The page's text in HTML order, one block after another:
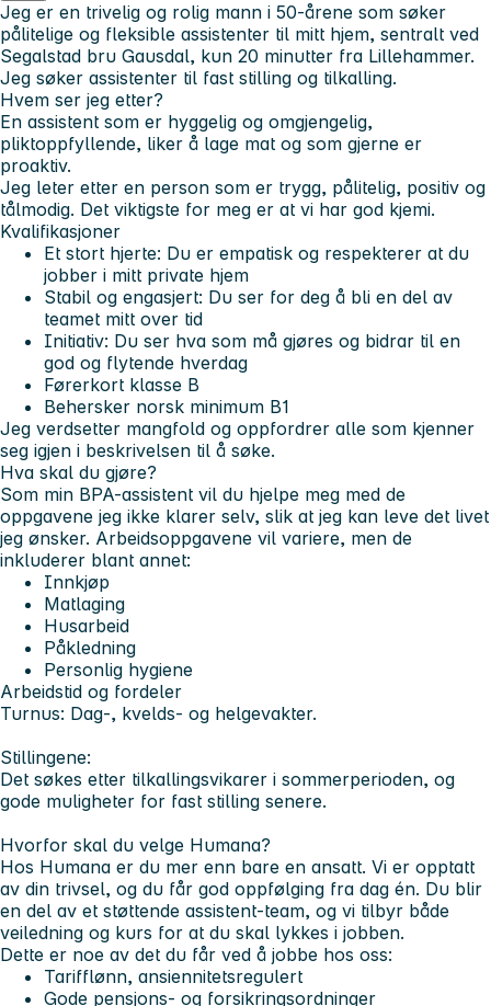
Jeg er en trivelig og rolig mann i 50-årene som søker
pålitelige og fleksible assistenter til mitt hjem, sentralt ved
Segalstad bru Gausdal, kun 20 minutter fra Lillehammer.
Jeg søker assistenter til fast stilling og tilkalling.
Hvem ser jeg etter?
En assistent som er hyggelig og omgjengelig,
pliktoppfyllende, liker å lage mat og som gjerne er
proaktiv.
Jeg leter etter en person som er trygg, pålitelig, positiv og
tålmodig. Det viktigste for meg er at vi har god kjemi.
Kvalifikasjoner
Et stort hjerte: Du er empatisk og respekterer at du
jobber i mitt private hjem
Stabil og engasjert: Du ser for deg å bli en del av
teamet mitt over tid
Initiativ: Du ser hva som må gjøres og bidrar til en
god og flytende hverdag
Førerkort klasse B
Behersker norsk minimum B1
Jeg verdsetter mangfold og oppfordrer alle som kjenner
seg igjen i beskrivelsen til å søke.
Hva skal du gjøre?
Som min BPA-assistent vil du hjelpe meg med de
oppgavene jeg ikke klarer selv, slik at jeg kan leve det livet
jeg ønsker. Arbeidsoppgavene vil variere, men de
inkluderer blant annet:
Innkjøp
Matlaging
Husarbeid
Påkledning
Personlig hygiene
Arbeidstid og fordeler
Turnus: Dag-, kvelds- og helgevakter.
Stillingene:
Det søkes etter tilkallingsvikarer i sommerperioden, og
gode muligheter for fast stilling senere.
Hvorfor skal du velge Humana?
Hos Humana er du mer enn bare en ansatt. Vi er opptatt
av din trivsel, og du får god oppfølging fra dag én. Du blir
en del av et støttende assistent-team, og vi tilbyr både
veiledning og kurs for at du skal lykkes i jobben.
Dette er noe av det du får ved å jobbe hos oss:
Tarifflønn, ansiennitetsregulert
Gode pensjons- og forsikringsordninger